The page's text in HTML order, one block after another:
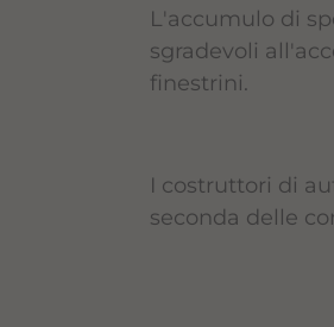
L'accumulo di
sgradevoli
finestrini.
I costruttori di
seconda delle